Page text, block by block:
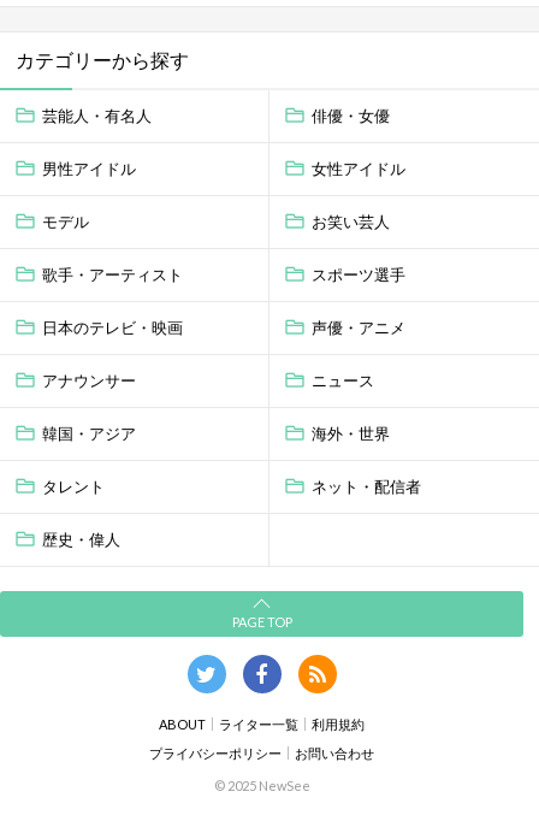
カテゴリーから探す
芸能人・有名人 俳優・女優
男性アイドル 女性アイドル
モデル お笑い芸人
歌手・アーティスト スポーツ選手
日本のテレビ・映画 声優・アニメ
アナウンサー ニュース
韓国・アジア 海外・世界
タレント ネット・配信者
歴史・偉人
PAGE TOP
ABOUT ライター一覧
利用規約
プライバシーポリシー
お問い合わせ
© 2025 NewSee